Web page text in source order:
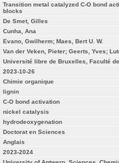
Transition metal catalyzed C-O bond
blocks
De Smet, Gilles
Cunha, Ana
Evano, Gwilherm; Maes, Bert U. W.
Van der Veken, Pieter; Geerts, Yves;
Université libre de Bruxelles, Faculté
2023-10-26
Chimie organique
lignin
C-O bond activation
nickel catalysis
hydrodeoxygenation
Doctorat en Sciences
Anglais
2023-2024